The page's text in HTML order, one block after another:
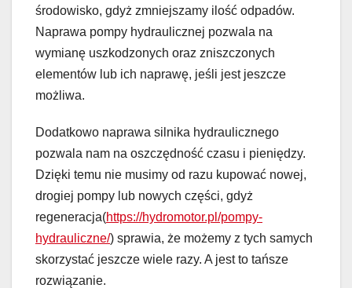
środowisko, gdyż zmniejszamy ilość odpadów.
Naprawa pompy hydraulicznej pozwala na
wymianę uszkodzonych oraz zniszczonych
elementów lub ich naprawę, jeśli jest jeszcze
możliwa.
Dodatkowo naprawa silnika hydraulicznego
pozwala nam na oszczędność czasu i pieniędzy.
Dzięki temu nie musimy od razu kupować nowej,
drogiej pompy lub nowych części, gdyż
regeneracja(https://hydromotor.pl/pompy-
hydrauliczne/) sprawia, że możemy z tych samych
skorzystać jeszcze wiele razy. A jest to tańsze
rozwiązanie.